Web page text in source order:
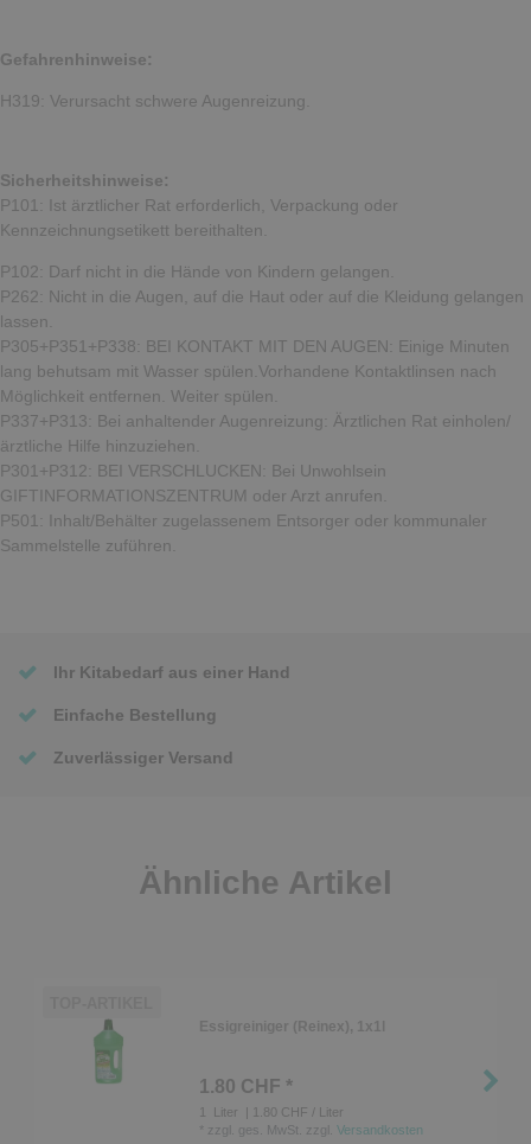
Gefahrenhinweise:
H319: Verursacht schwere Augenreizung.
Sicherheitshinweise:
P101: Ist ärztlicher Rat erforderlich, Verpackung oder
Kennzeichnungsetikett bereithalten.
P102: Darf nicht in die Hände von Kindern gelangen.
P262: Nicht in die Augen, auf die Haut oder auf die Kleidung gelangen
lassen.
P305+P351+P338: BEI KONTAKT MIT DEN AUGEN: Einige Minuten
lang behutsam mit Wasser spülen.Vorhandene Kontaktlinsen nach
Möglichkeit entfernen. Weiter spülen.
P337+P313: Bei anhaltender Augenreizung: Ärztlichen Rat einholen/
ärztliche Hilfe hinzuziehen.
P301+P312: BEI VERSCHLUCKEN: Bei Unwohlsein
GIFTINFORMATIONSZENTRUM oder Arzt anrufen.
P501: Inhalt/Behälter zugelassenem Entsorger oder kommunaler
Sammelstelle zuführen.
Ihr Kitabedarf aus einer Hand
Einfache Bestellung
Zuverlässiger Versand
Ähnliche Artikel
Essigreiniger (Reinex), 1x1l
1.80 CHF *
1 Liter
| 1.80 CHF / Liter
zzgl. ges. MwSt. zzgl.Versandkosten